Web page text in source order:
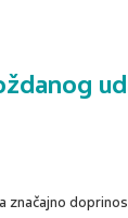
značajno